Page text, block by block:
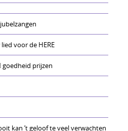
voor de HERE
goedheid prijzen
kan ’t geloof te veel verwachten